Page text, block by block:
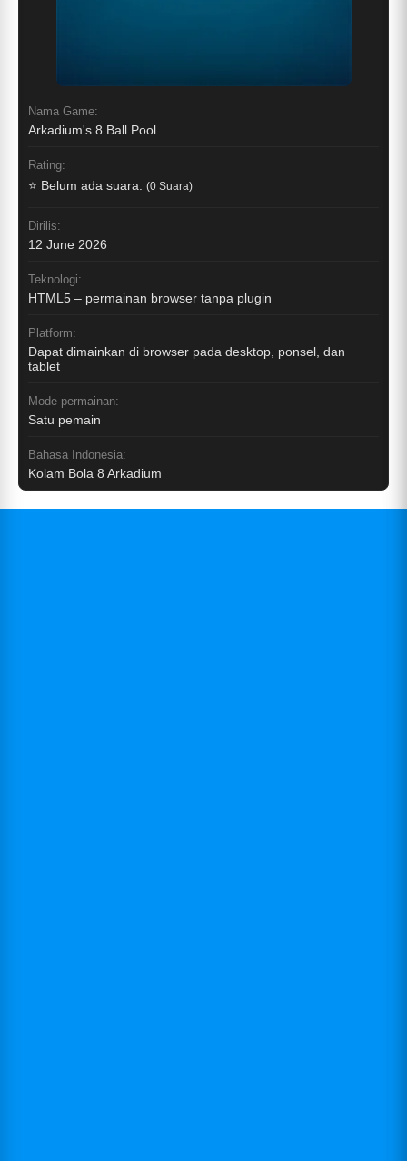
Nama Game:
Arkadium's 8 Ball Pool
Rating:
⭐ Belum ada suara. (0 Suara)
Dirilis:
12 June 2026
Teknologi:
HTML5 – permainan browser tanpa plugin
Platform:
Dapat dimainkan di browser pada desktop, ponsel, dan
tablet
Mode permainan:
Satu pemain
Bahasa Indonesia:
Kolam Bola 8 Arkadium